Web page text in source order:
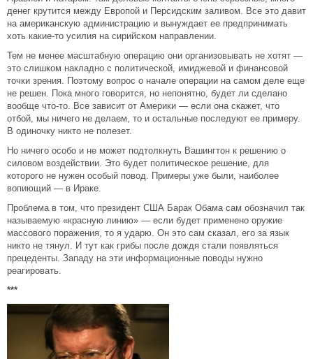
денег крутится между Европой и Персидским заливом. Все это давит
на американскую администрацию и вынуждает ее предпринимать
хоть какие-то усилия на сирийском направлении.
Тем не менее масштабную операцию они организовывать не хотят —
это слишком накладно с политической, имиджевой и финансовой
точки зрения. Поэтому вопрос о начале операции на самом деле еще
не решен. Пока много говорится, но непонятно, будет ли сделано
вообще что-то. Все зависит от Америки — если она скажет, что
отбой, мы ничего не делаем, то и остальные последуют ее примеру.
В одиночку никто не полезет.
Но ничего особо и не может подтолкнуть Вашингтон к решению о
силовом воздействии. Это будет политическое решение, для
которого не нужен особый повод. Примеры уже были, наиболее
вопиющий — в Ираке.
Проблема в том, что президент США Барак Обама сам обозначил так
называемую «красную линию» — если будет применено оружие
массового поражения, то я ударю. Он это сам сказал, его за язык
никто не тянул. И тут как грибы после дождя стали появляться
прецеденты. Западу на эти информационные поводы нужно
реагировать.
***